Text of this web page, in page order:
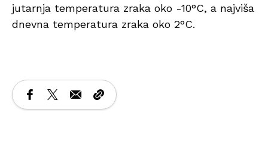
jutarnja temperatura zraka oko -10°C, a najviša
dnevna temperatura zraka oko 2°C.